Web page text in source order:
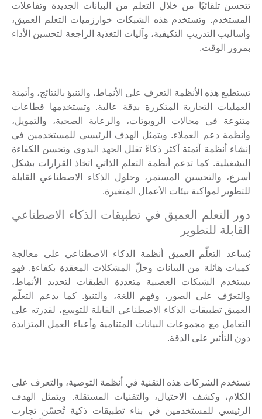
تتحسن تلقائيًا من خلال التعلم من البيانات الجديدة وتفاعلات
المستخدم. وتستخدم هذه الشبكات خوارزميات التعلم العميق،
وأساليب التدريب التكيفية، وآليات التغذية الراجعة لتحسين الأداء
بمرور الوقت.
تستطيع هذه الأنظمة التعرف على الأنماط، والتنبؤ بالنتائج، وأتمتة
العمليات التجارية المتكررة بدقة عالية. وتستخدمها قطاعات
متنوعة في مجالات الروبوتات، والرعاية الصحية، والتمويل،
وأنظمة دعم العملاء. ويتمثل الهدف الرئيسي للمستخدمين في
إنشاء أنظمة أتمتة أكثر ذكاءً تقلل الجهد اليدوي وتحسن الكفاءة
التشغيلية. كما تدعم أنظمة التعلم الذاتي اتخاذ القرارات بشكل
أسرع، والتحسين المستمر، وحلول الذكاء الاصطناعي القابلة
للتطوير لمواكبة بيئات الأعمال المتغيرة.
دور التعلم العميق في تطبيقات الذكاء الاصطناعي
القابلة للتطوير
يُساعد التعلّم العميق أنظمة الذكاء الاصطناعي على معالجة
كميات هائلة من البيانات وحلّ المشكلات المعقدة بكفاءة. فهو
يستخدم الشبكات العصبية متعددة الطبقات لتحديد الأنماط،
والتعرّف على الصور، وفهم اللغة، والتنبؤ. كما يدعم التعلّم
العميق تطبيقات الذكاء الاصطناعي القابلة للتوسع، لقدرته على
التعامل مع مجموعات البيانات المتنامية وأعباء العمل المتزايدة
دون التأثير على الدقة.
تستخدم الشركات هذه التقنية في أنظمة التوصية، والتعرف على
الكلام، وكشف الاحتيال، والتقنيات المستقلة. ويتمثل الهدف
الرئيسي للمستخدمين في بناء تطبيقات ذكية تُحسّن تجارب